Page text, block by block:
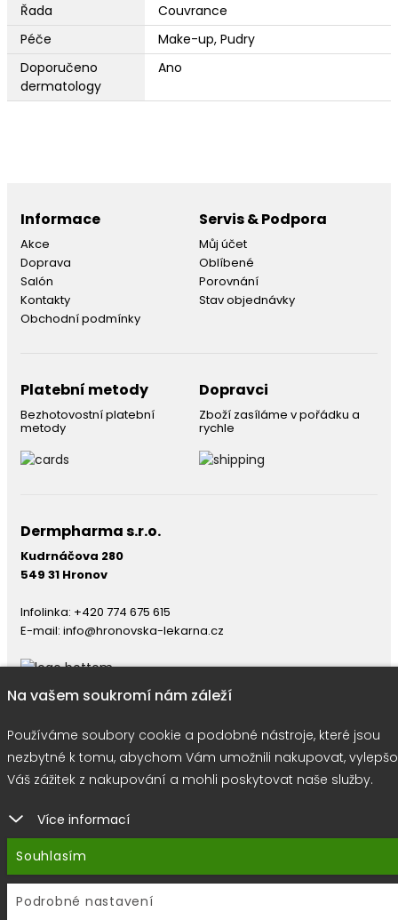
Řada
Couvrance
Péče
Make-up, Pudry
Doporučeno
dermatology
Ano
Informace
Akce
Doprava
Salón
Kontakty
Obchodní podmínky
Servis & Podpora
Můj účet
Oblíbené
Porovnání
Stav objednávky
Platební metody
Bezhotovostní platební
metody
Dopravci
Zboží zasíláme v pořádku a
rychle
Dermpharma s.r.o.
Kudrnáčova 280
549 31 Hronov
Infolinka: +420 774 675 615
E-mail: info@hronovska-lekarna.cz
© 2026 |E-shop JEDNIČKY|Marketing DOKTOR ESHOP&
Používáme soubory cookie
Na vašem soukromí nám záleží
Používáme soubory cookie a podobné nástroje, které jsou
nezbytné k tomu, abychom Vám umožnili nakupovat,
Váš zážitek z nakupování a mohli poskytovat naše služby.
Více informací
Souhlasím
Podrobné nastavení